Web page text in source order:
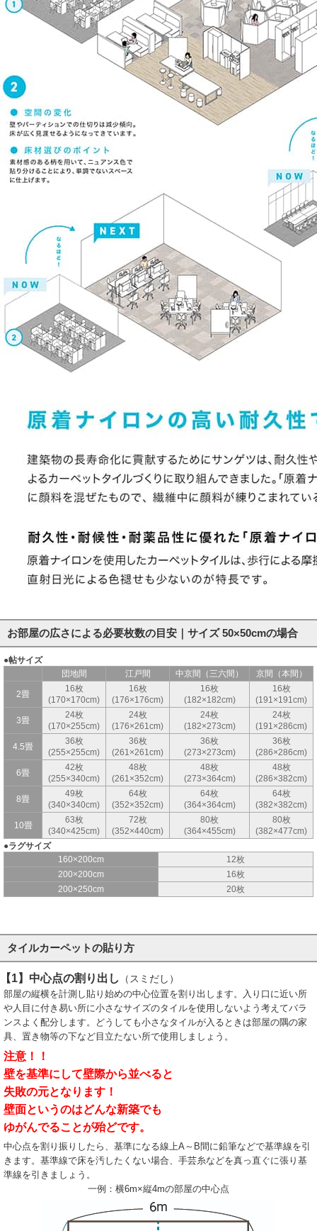
お部屋の広さによる必要枚数の目安｜サイズ 50×50cmの場合
●帖サイズ
団地間
江戸間 中京間（三六間） 京間（本間）
2畳
16枚
(170×170cm)
16枚
(176×176cm)
16枚
(182×182cm)
16枚
(191×191cm)
3畳
24枚
(170×255cm)
24枚
(176×261cm)
24枚
(182×273cm)
24枚
(191×286cm)
4.5畳
36枚
(255×255cm)
36枚
(261×261cm)
36枚
(273×273cm)
36枚
(286×286cm)
6畳
42枚
(255×340cm)
48枚
(261×352cm)
48枚
(273×364cm)
48枚
(286×382cm)
8畳
49枚
(340×340cm)
64枚
(352×352cm)
64枚
(364×364cm)
64枚
(382×382cm)
10畳
63枚
(340×425cm)
72枚
(352×440cm)
80枚
(364×455cm)
80枚
(382×477cm)
●ラグサイズ
160×200cm
12枚
200×200cm
16枚
200×250cm
20枚
タイルカーペットの貼り方
【1】中心点の割り出し （スミだし）
部屋の縦横を計測し貼り始めの中心位置を割り出します。入り口に近い所
や人目に付き易い所に小さなサイズのタイルを使用しないよう考えてバラ
ンスよく配分します。どうしても小さなタイルが入るときは部屋の隅の家
具、置き物等の下など目立たない所で使用しましょう。
注意！！
壁を基準にして壁際から並べると
失敗の元となります！
壁面というのはどんな新築でも
ゆがんでることが殆どです。
中心点を割り振りしたら、基準になる線上A～B間に鉛筆などで基準線を引
きます。基準線で床を汚したくない場合、手芸糸などを真っ直ぐに張り基
準線を引きましょう。
一例：横6m×縦4mの部屋の中心点